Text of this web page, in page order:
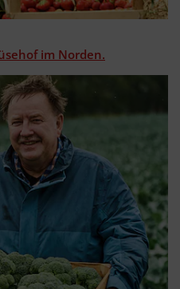
im Norden.